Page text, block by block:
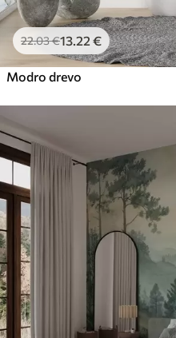
22.03€13.22 €
Modro drevo